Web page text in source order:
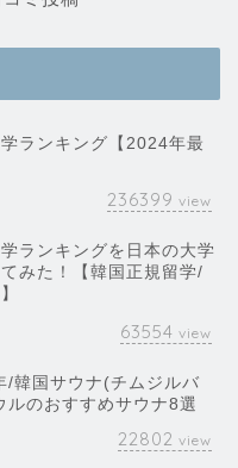
ランキング【2024年最
236399 view
ランキングを日本の大学
みた！【韓国正規留学/
63554 view
/韓国サウナ(チムジルバ
ルのおすすめサウナ8選
22802 view